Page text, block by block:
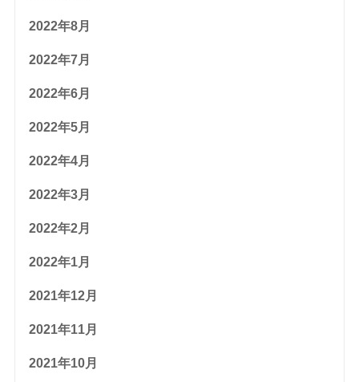
2022年8月
2022年7月
2022年6月
2022年5月
2022年4月
2022年3月
2022年2月
2022年1月
2021年12月
2021年11月
2021年10月